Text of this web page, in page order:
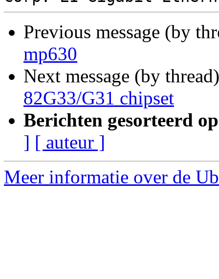
Previous message (by
mp630
Next message (by
82G33/G31 chipset
Berichten gesorteerd
] [ auteur ]
Meer informatie over de